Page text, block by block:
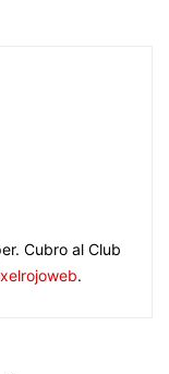
Cubro al Club
.